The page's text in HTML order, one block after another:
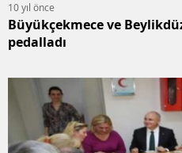
10 yıl önce
Büyükçekmece ve
pedalladı